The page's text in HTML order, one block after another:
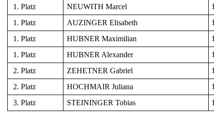
1. Platz NEUWITH Marcel
1. Platz
AUZINGER Elisabeth
1. Platz
HUBNER Maximilian
1. Platz
HUBNER Alexander
2. Platz
ZEHETNER Gabriel
2. Platz
HOCHMAIR Juliana
3. Platz
STEININGER Tobias